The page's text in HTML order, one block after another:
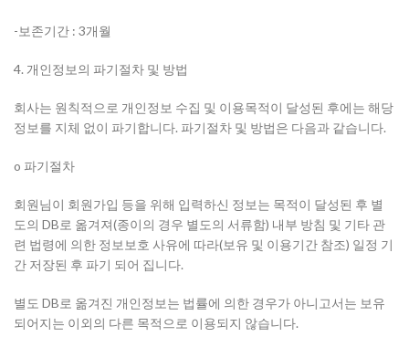
-보존기간 : 3개월
4. 개인정보의 파기절차 및 방법
회사는 원칙적으로 개인정보 수집 및 이용목적이 달성된 후에는 해당
정보를 지체 없이 파기합니다. 파기절차 및 방법은 다음과 같습니다.
o 파기절차
회원님이 회원가입 등을 위해 입력하신 정보는 목적이 달성된 후 별
도의 DB로 옮겨져(종이의 경우 별도의 서류함) 내부 방침 및 기타 관
련 법령에 의한 정보보호 사유에 따라(보유 및 이용기간 참조) 일정 기
간 저장된 후 파기 되어 집니다.
별도 DB로 옮겨진 개인정보는 법률에 의한 경우가 아니고서는 보유
되어지는 이외의 다른 목적으로 이용되지 않습니다.